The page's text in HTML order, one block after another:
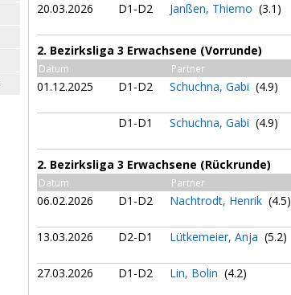
20.03.2026 D1-D2 Janßen, Thiemo (3.1)
2. Bezirksliga 3 Erwachsene (Vorrunde)
Datum Partner
01.12.2025 D1-D2 Schuchna, Gabi (4.9)
D1-D1 Schuchna, Gabi (4.9)
2. Bezirksliga 3 Erwachsene (Rückrunde)
Datum Partner
06.02.2026 D1-D2 Nachtrodt, Henrik (4.5)
13.03.2026 D2-D1 Lütkemeier, Anja (5.2)
27.03.2026 D1-D2 Lin, Bolin (4.2)